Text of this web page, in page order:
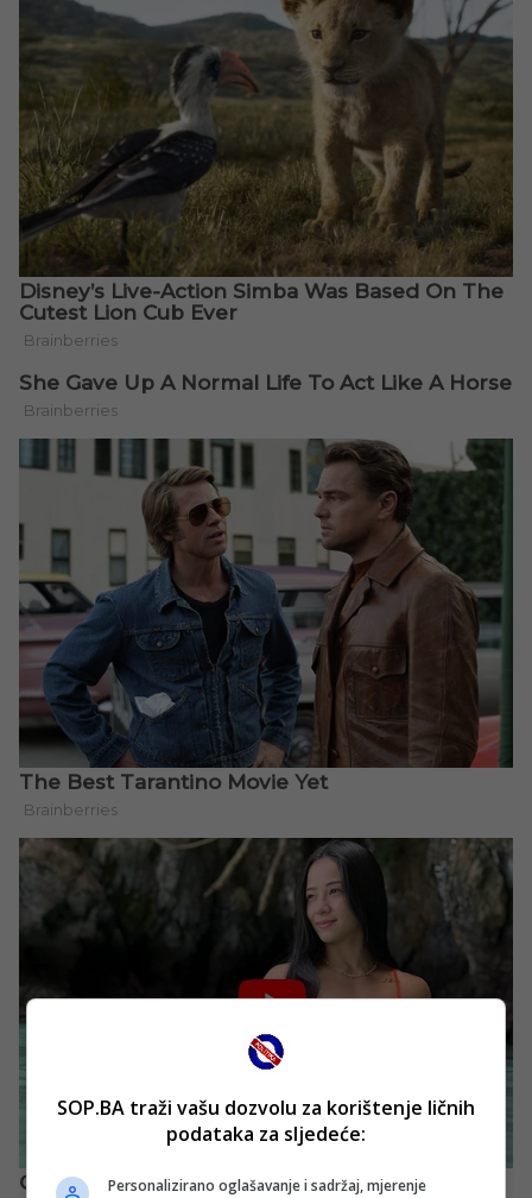
SOP.BA traži vašu dozvolu za korištenje ličnih
podataka za sljedeće:
Personalizirano oglašavanje i sadržaj, mjerenje